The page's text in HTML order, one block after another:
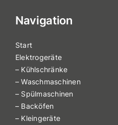
Navigation
Start
Elektrogeräte
– Kühlschränke
– Waschmaschinen
– Spülmaschinen
– Backöfen
– Kleingeräte